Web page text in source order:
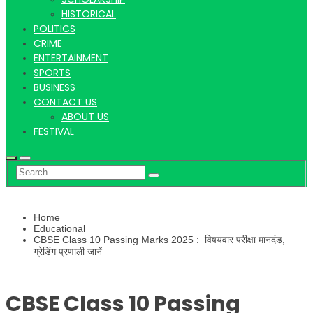
Hindi
news |
Latest
HISTORICAL
POLITICS
CRIME
ENTERTAINMENT
SPORTS
BUSINESS
CONTACT US
ABOUT US
FESTIVAL
Home
Educational
CBSE Class 10 Passing Marks 2025 : विषयवार परीक्षा मानदंड,
ग्रेडिंग प्रणाली जानें
CBSE Class 10 Passing